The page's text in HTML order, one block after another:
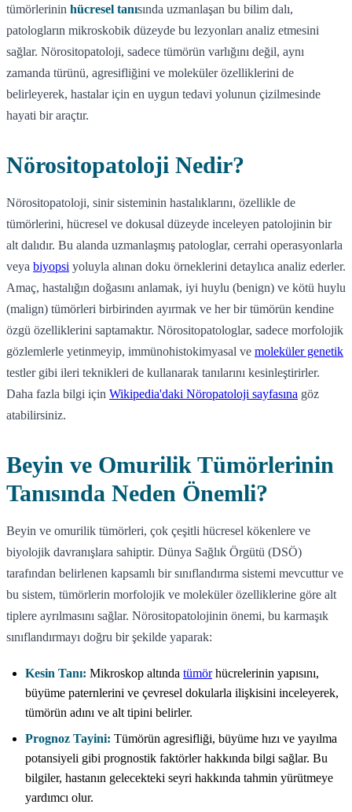
tümörlerinin hücresel tanısında uzmanlaşan bu bilim dalı,
patologların mikroskobik düzeyde bu lezyonları analiz etmesini
sağlar. Nörositopatoloji, sadece tümörün varlığını değil, aynı
zamanda türünü, agresifliğini ve moleküler özelliklerini de
belirleyerek, hastalar için en uygun tedavi yolunun çizilmesinde
hayati bir araçtır.
Nörositopatoloji Nedir?
Nörositopatoloji, sinir sisteminin hastalıklarını, özellikle de
tümörlerini, hücresel ve dokusal düzeyde inceleyen patolojinin bir
alt dalıdır. Bu alanda uzmanlaşmış patologlar, cerrahi operasyonlarla
veya biyopsi yoluyla alınan doku örneklerini detaylıca analiz ederler.
Amaç, hastalığın doğasını anlamak, iyi huylu (benign) ve kötü huylu
(malign) tümörleri birbirinden ayırmak ve her bir tümörün kendine
özgü özelliklerini saptamaktır. Nörositopatologlar, sadece morfolojik
gözlemlerle yetinmeyip, immünohistokimyasal ve moleküler genetik
testler gibi ileri teknikleri de kullanarak tanılarını kesinleştirirler.
Daha fazla bilgi için Wikipedia'daki Nöropatoloji sayfasına göz
atabilirsiniz.
Beyin ve Omurilik Tümörlerinin
Tanısında Neden Önemli?
Beyin ve omurilik tümörleri, çok çeşitli hücresel kökenlere ve
biyolojik davranışlara sahiptir. Dünya Sağlık Örgütü (DSÖ)
tarafından belirlenen kapsamlı bir sınıflandırma sistemi mevcuttur ve
bu sistem, tümörlerin morfolojik ve moleküler özelliklerine göre alt
tiplere ayrılmasını sağlar. Nörositopatolojinin önemi, bu karmaşık
sınıflandırmayı doğru bir şekilde yaparak:
Kesin Tanı: Mikroskop altında tümörhücrelerinin yapısını,
büyüme paternlerini ve çevresel dokularla ilişkisini inceleyerek,
tümörün adını ve alt tipini belirler.
Prognoz Tayini: Tümörün agresifliği, büyüme hızı ve yayılma
potansiyeli gibi prognostik faktörler hakkında bilgi sağlar. Bu
bilgiler, hastanın gelecekteki seyri hakkında tahmin yürütmeye
yardımcı olur.